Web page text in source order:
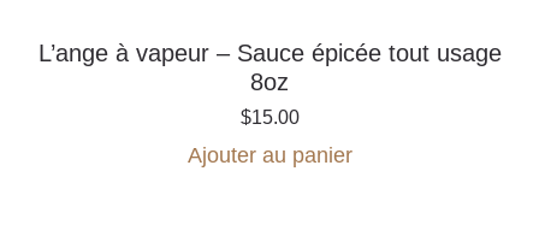
L’ange à vapeur – Sauce épicée tout usage
8oz
$15.00
Ajouter au panier